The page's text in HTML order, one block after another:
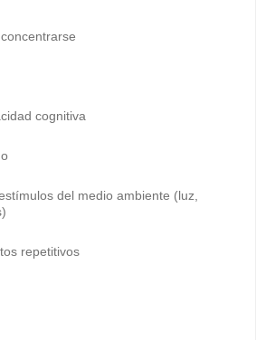
cognitiva
del medio ambiente (luz,
repetitivos